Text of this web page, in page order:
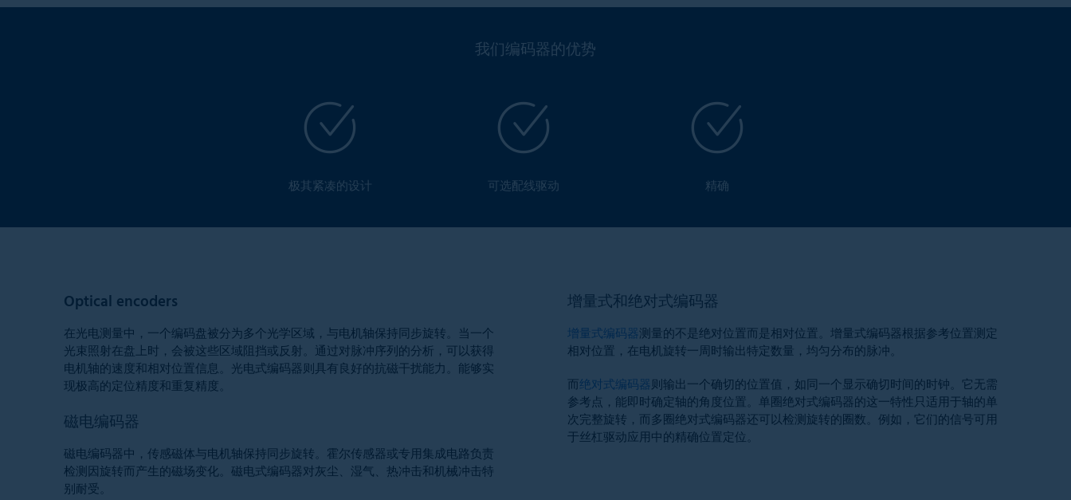
我们编码器的优势
极其紧凑的设计 可选配线驱动 精确
Optical encoders
在光电测量中，一个编码盘被分为多个光学区域，与电机轴保持同步旋转。当一个
光束照射在盘上时，会被这些区域阻挡或反射。通过对脉冲序列的分析，可以获得
电机轴的速度和相对位置信息。光电式编码器则具有良好的抗磁干扰能力。能够实
现极高的定位精度和重复精度。
磁电编码器
磁电编码器中，传感磁体与电机轴保持同步旋转。霍尔传感器或专用集成电路负责
检测因旋转而产生的磁场变化。磁电式编码器对灰尘、湿气、热冲击和机械冲击特
别耐受。
增量式和绝对式编码器
增量式编码器测量的不是绝对位置而是相对位置。增量式编码器根据参考位置测定
相对位置，在电机旋转一周时输出特定数量，均匀分布的脉冲。
而绝对式编码器则输出一个确切的位置值，如同一个显示确切时间的时钟。它无需
参考点，能即时确定轴的角度位置。单圈绝对式编码器的这一特性只适用于轴的单
次完整旋转，而多圈绝对式编码器还可以检测旋转的圈数。例如，它们的信号可用
于丝杠驱动应用中的精确位置定位。